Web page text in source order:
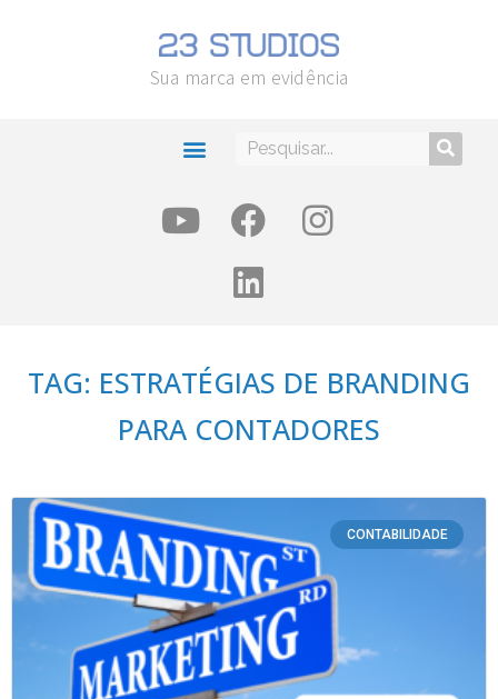
Sua marca em evidência
TAG: ESTRATÉGIAS DE BRANDING
PARA CONTADORES
CONTABILIDADE